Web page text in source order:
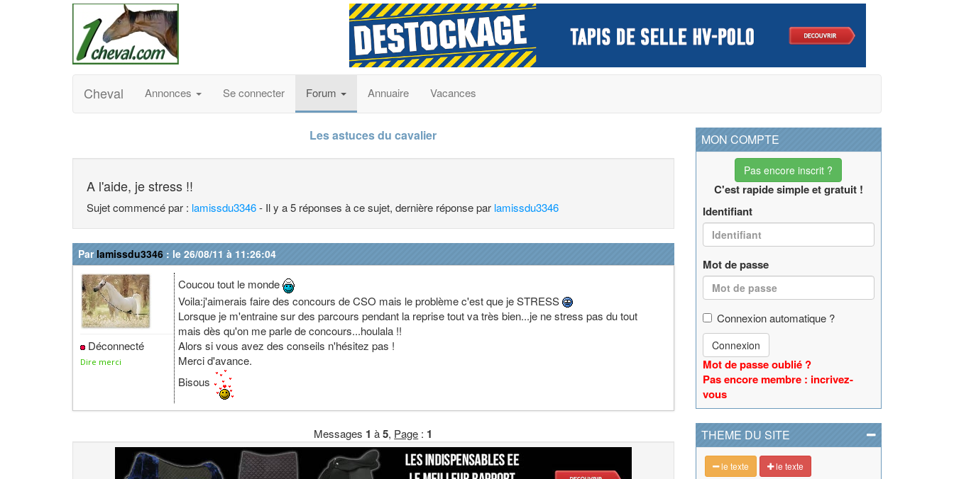
Cheval Annonces Se connecter Forum Annuaire Vacances
Les astuces du cavalier
A l'aide, je stress !!
Sujet commencé par : lamissdu3346- Il y a 5 réponses à ce sujet, dernière réponse par lamissdu3346
Par lamissdu3346 : le 26/08/11 à 11:26:04
Déconnecté
Dire merci
Coucou tout le monde
Voila:j'aimerais faire des concours de CSO mais le problème c'est que je STRESS
Lorsque je m'entraine sur des parcours pendant la reprise tout va très bien...je ne stress pas du tout
mais dès qu'on me parle de concours...houlala !!
Alors si vous avez des conseils n'hésitez pas !
Merci d'avance.
Bisous
Messages 1 à5, Page : 1
MON COMPTE
Pas encore inscrit ?
C'est rapide simple et gratuit !
Identifiant
Mot de passe
Connexion automatique ?
Connexion
Mot de passe oublié ?
Pas encore membre : incrivez-
vous
THEME DU SITE
le texte le texte